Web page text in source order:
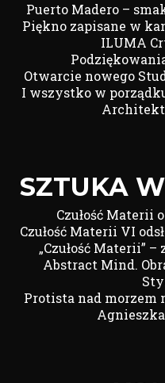
Puerto Madero –
Piękno zapisane w
ILUMA
Otwarcie nowego
I wszystko w
SZTUKA
Czułość Materii
Czułość Materii VI
„Czułość Materii”
Abstract Mind.
Protista nad morzem